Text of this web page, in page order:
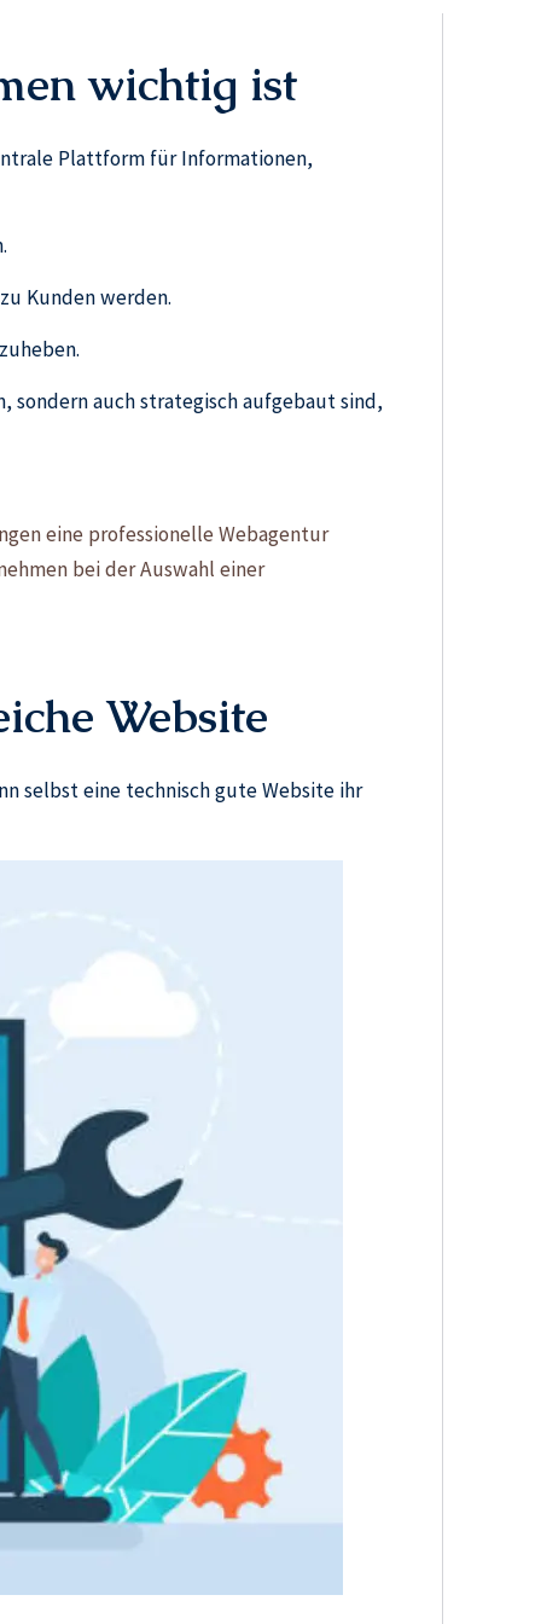
wichtig ist
Plattform für Informationen,
Kunden werden.
auch strategisch aufgebaut sind,
eine professionelle Webagentur
bei der Auswahl einer
Website
selbst eine technisch gute Website ihr